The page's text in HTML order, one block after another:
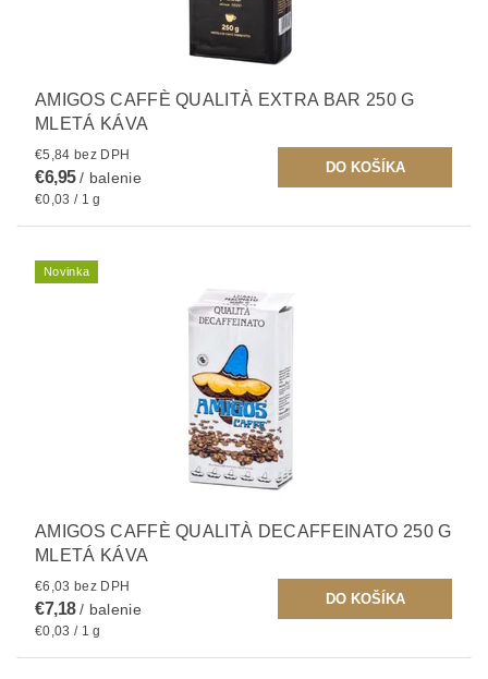
AMIGOS CAFFÈ QUALITÀ EXTRA BAR 250 G
MLETÁ KÁVA
€5,84 bez DPH
€6,95/ balenie
€0,03 / 1 g
Novinka
AMIGOS CAFFÈ QUALITÀ DECAFFEINATO 250 G
MLETÁ KÁVA
€6,03 bez DPH
€7,18/ balenie
€0,03 / 1 g